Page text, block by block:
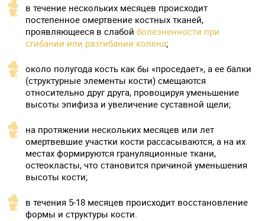
в течение нескольких месяцев происходит
постепенное омертвение костных тканей,
проявляющееся в слабойболезненности при
сгибании или разгибании колена;
около полугода кость как бы «проседает», а ее балки
(структурные элементы кости) смещаются
относительно друг друга, провоцируя уменьшение
высоты эпифиза и увеличение суставной щели;
на протяжении нескольких месяцев или лет
омертвевшие участки кости рассасываются, а на их
местах формируются грануляционные ткани,
остеокласты, что становится причиной уменьшения
высоты кости;
в течения 5-18 месяцев происходит восстановление
формы и структуры кости.